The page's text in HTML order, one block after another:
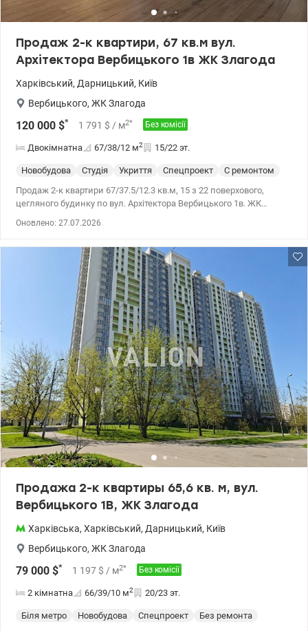
Продаж 2-к квартири, 67 кв.м вул.
Архітектора Вербицького 1в ЖК Злагода
Харківський, Дарницький, Київ
Вербицького, ЖК Злагода
120 000 $* 1 791 $ / м2* Без комісії
Двокімнатна 67/38/12 м2 15/22 эт.
Новобудова Студія Укриття Спецпроект
С ремонтом
Продаж 2-к квартири 67/37.5/12.3 кв.м, 15 з 22 поверхового,
цегляного будинку по вул. Архітектора Вербицького 1в. ЖК
Зручне місце розташування будинку. Поруч уся необхідна
інфраструктура. Метро Харківська 15 хв. пішки. За дві хвилини
від будинку торговий центр New Way. Хороша транспортна
розв'язка, поряд зупинки маршруток, трамваю. У пішій
доступності школи, садки, лікарні, парк Інтернаціоналістів, парк
Партизанської слави. 120000 у.о. 0979315222 Полончук Тетяна
valion.ua/1137847
Оновлено: 27.07.2026
Продажа 2-к квартиры 65,6 кв. м, вул.
Вербицького 1В, ЖК Злагода
Харківська, Харківський, Дарницький, Київ
Вербицького, ЖК Злагода
79 000 $* 1 197 $ / м2* Без комісії
2 кімнатна 66/39/10 м2 20/23 эт.
Біля метро Новобудова Спецпроект
Без ремонта